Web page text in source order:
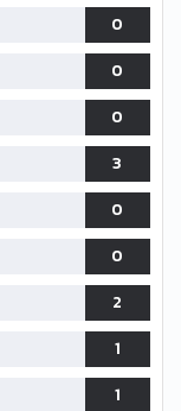
0
0
0
3
0
0
2
1
1